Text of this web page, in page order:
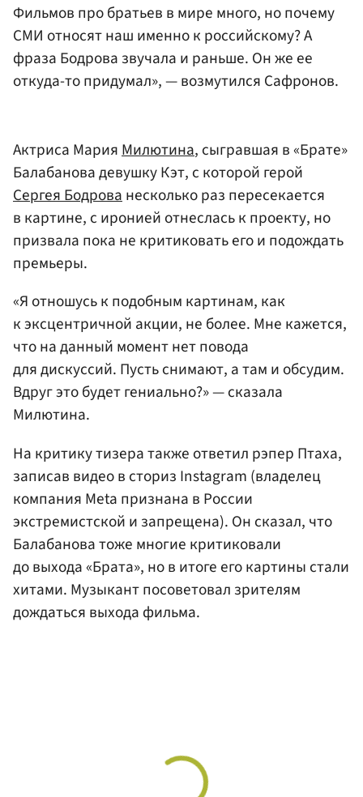
Фильмов про братьев в мире много, но почему
СМИ относят наш именно к российскому? А
фраза Бодрова звучала и раньше. Он же ее
откуда-то придумал», — возмутился Сафронов.
Актриса МарияМилютина, сыгравшая в «Брате»
Балабанова девушку Кэт, с которой герой
Сергея Бодрованесколько раз пересекается
в картине, с иронией отнеслась к проекту, но
призвала пока не критиковать его и подождать
премьеры.
«Я отношусь к подобным картинам, как
к эксцентричной акции, не более. Мне кажется,
что на данный момент нет повода
для дискуссий. Пусть снимают, а там и обсудим.
Вдруг это будет гениально?» — сказала
Милютина.
На критику тизера также ответил рэпер Птаха,
записав видео в сториз Instagram (владелец
компания Meta признана в России
экстремистской и запрещена). Он сказал, что
Балабанова тоже многие критиковали
до выхода «Брата», но в итоге его картины стали
хитами. Музыкант посоветовал зрителям
дождаться выхода фильма.